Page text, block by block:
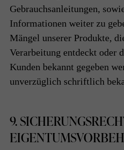
Gebrauchsanleitungen,
Informationen weiter zu
Mängel unserer Produkte,
Verarbeitung entdeckt oder
Kunden bekannt gegeben
unverzüglich schriftlich
9.